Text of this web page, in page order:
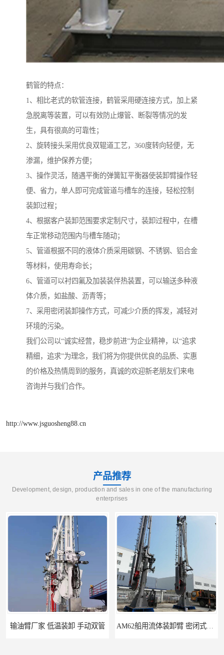
鹤管的特点：
1、相比老式的软管连接，鹤管采用硬连接方式，加上紧
急脱离等装置，可以有效防止爆管、断裂等情况的发
生，具有很高的可靠性；
2、旋转接头采用优良双辊道工艺，360度转向轻便，无
渗漏，维护保养方便；
3、操作灵活，随遇平衡的弹簧缸平衡器使装卸臂操作轻
便、省力，单人即可完成管道与槽车的连接，轻松控制
装卸过程；
4、根据客户装卸范围要求定制尺寸，装卸过程中，在槽
车正常移动范围内与槽车随动；
5、管道根据不同的液体介质采用碳钢、不锈钢、铝合金
等材料，使用寿命长；
6、管道可以衬四氟及加装装伴热装置，可以输送多种液
体介质，如盐酸、沥青等；
7、采用密闭装卸操作方式，可减少介质的挥发，减轻对
环境的污染。
我们公司以“诚实经营，稳步前进”为企业精神，以“追求
精细，追求”为理念，我们将为你提供优良的品质、实惠
的价格及热情周到的服务，真诚的欢迎新老朋友们来电
咨询并与我们合作。
http://www.jsguosheng88.cn
产品推荐
Development, design, production and sales in one of the manufacturing
enterprises
输油臂厂家 低温装卸 手动双管 AM62船用流体装卸臂 密闭式装卸臂 多种型号可供选择